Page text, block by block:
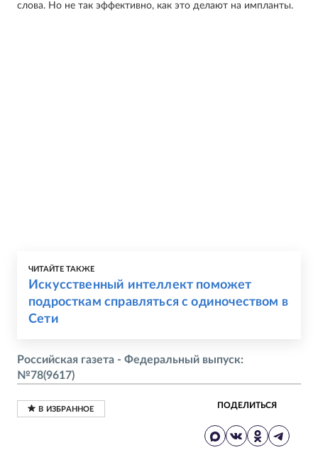
слова. Но не так эффективно, как это делают на импланты.
ЧИТАЙТЕ ТАКЖЕ
Искусственный интеллект поможет
подросткам справляться с одиночеством в
Сети
Российская газета - Федеральный выпуск:
№78(9617)
ПОДЕЛИТЬСЯ